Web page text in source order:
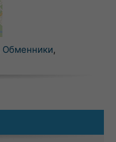
Обменники,